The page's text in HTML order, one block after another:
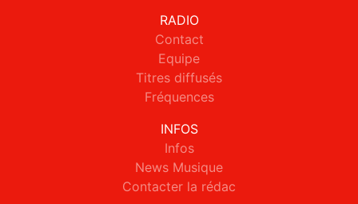
RADIO
Contact
Equipe
Titres diffusés
Fréquences
INFOS
Infos
News Musique
Contacter la rédac